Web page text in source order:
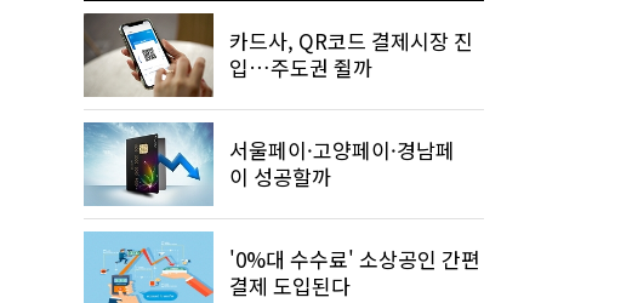
카드사, QR코드 결제시장 진
입…주도권 쥘까
서울페이·고양페이·경남페
이 성공할까
'0%대 수수료' 소상공인 간편
결제 도입된다